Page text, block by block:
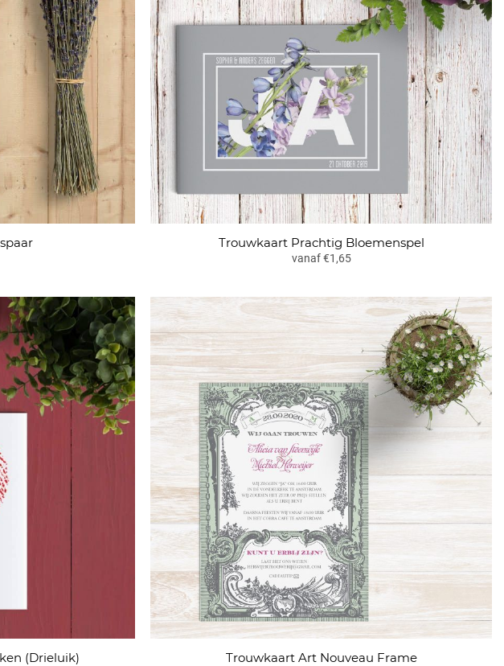
Trouwkaart Prachtig Bloemenspel
vanaf €1,65
(Drieluik) Trouwkaart Art Nouveau Frame